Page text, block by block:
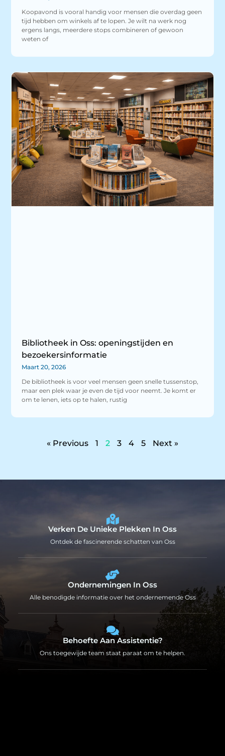
Koopavond is vooral handig voor mensen die overdag geen
tijd hebben om winkels af te lopen. Je wilt na werk nog
ergens langs, meerdere stops combineren of gewoon
weten of
Bibliotheek in Oss: openingstijden en
bezoekersinformatie
Maart 20, 2026
De bibliotheek is voor veel mensen geen snelle tussenstop,
maar een plek waar je even de tijd voor neemt. Je komt er
om te lenen, iets op te halen, rustig
« Previous 1 2 3 4 5 Next »
Verken De Unieke Plekken In Oss
Ontdek de fascinerende schatten van Oss
Ondernemingen In Oss
Alle benodigde informatie over het ondernemende Oss
Behoefte Aan Assistentie?
Ons toegewijde team staat paraat om te helpen.